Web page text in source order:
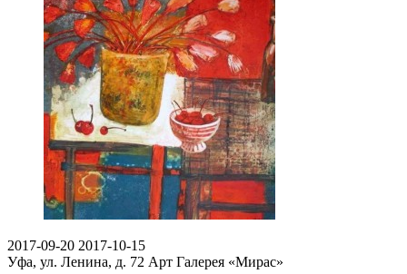
2017-09-20 2017-10-15
Уфа, ул. Ленина, д. 72 Арт Галерея «Мирас»